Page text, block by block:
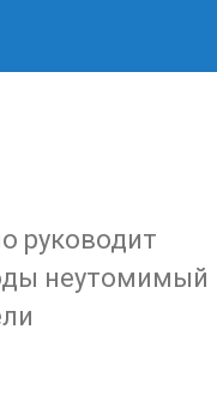
руководит
неутомимый